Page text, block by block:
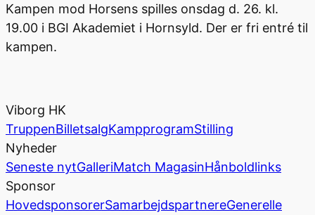
Kampen mod Horsens spilles onsdag d. 26. kl.
19.00 i BGI Akademiet i Hornsyld. Der er fri entré til
kampen.
Viborg HK
TruppenBilletsalgKampprogramStilling
Nyheder
Seneste nytGalleriMatch MagasinHånboldlinks
Sponsor
HovedsponsorerSamarbejdspartnereGenerelle